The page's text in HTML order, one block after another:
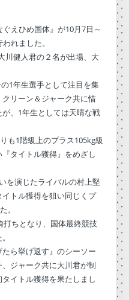
えひめ国体』が10月7日～
れました。
川健人君の２名が出場、大
1年生選手として注目を集
リーン＆ジャーク共に惜
、1年生としては天晴な戦
も1階級上のプラス105kg級
タイトル獲得』をめざし
を演じたライバルの村上堅
トル獲得を狙い同じくプ
。
打ちとなり、国体最終競技
ら挙げ返す』のシーソー
ジャーク共に大川君が制
イトル獲得を果たしまし